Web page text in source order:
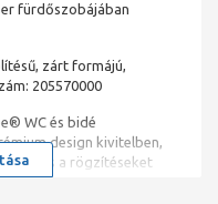
fürdőszobájában
zárt formájú,
205570000
WC és bidé
design kivitelben,
és a rögzítéseket